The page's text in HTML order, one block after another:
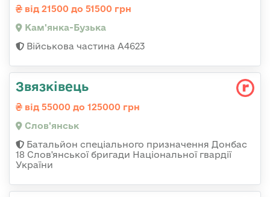
від 21500 до 51500 грн
Кам'янка-Бузька
Військова частина А4623
Звязківець
від 55000 до 125000 грн
Слов'янськ
Батальйон спеціального призначення Донбас
18 Слов'янської бригади Національної гвардії
України